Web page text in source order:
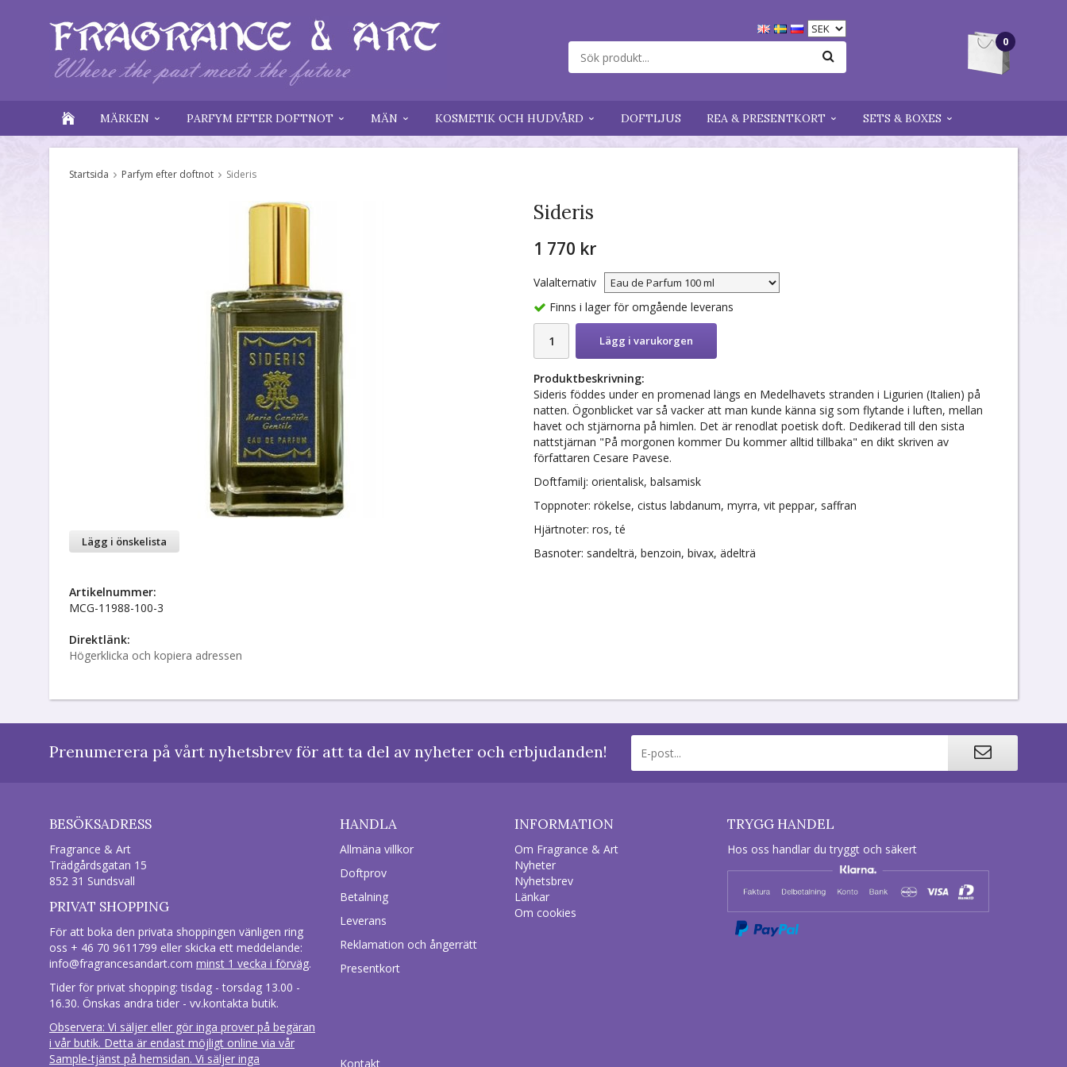
0
MÄRKEN PARFYM EFTER DOFTNOT MÄN KOSMETIK OCH HUDVÅRD DOFTLJUS REA & PRESENTKORT SETS & BOXES
Startsida Parfym efter doftnot Sideris
Sideris
1 770 kr
Valalternativ
Finns i lager för omgående leverans
Lägg i varukorgen
Produktbeskrivning:
Sideris föddes under en promenad längs en Medelhavets stranden i Ligurien (Italien) på
natten. Ögonblicket var så vacker att man kunde känna sig som flytande i luften, mellan
havet och stjärnorna på himlen. Det är renodlat poetisk doft. Dedikerad till den sista
nattstjärnan "På morgonen kommer Du kommer alltid tillbaka" en dikt skriven av
författaren Cesare Pavese.
Doftfamilj: orientalisk, balsamisk
Toppnoter: rökelse, cistus labdanum, myrra, vit peppar, saffran
Hjärtnoter: ros, té
Basnoter: sandelträ, benzoin, bivax, ädelträ
Lägg i önskelista
Artikelnummer:
MCG-11988-100-3
Direktlänk:
Högerklicka och kopiera adressen
Prenumerera på vårt nyhetsbrev för att ta del av nyheter och erbjudanden!
BESÖKSADRESS
Fragrance & Art
Trädgårdsgatan 15
852 31 Sundsvall
PRIVAT SHOPPING
För att boka den privata shoppingen vänligen ring
oss + 46 70 9611799 eller skicka ett meddelande:
info@fragrancesandart.com minst 1 vecka i förväg.
Tider för privat shopping: tisdag - torsdag 13.00 -
16.30. Önskas andra tider - vv.kontakta butik.
Observera: Vi säljer eller gör inga prover på begäran
i vår butik. Detta är endast möjligt online via vår
Sample-tjänst på hemsidan. Vi säljer inga
HANDLA
Allmäna villkor
Doftprov
Betalning
Leverans
Reklamation och ångerrätt
Presentkort
Kontakt
INFORMATION
Om Fragrance & Art
Nyheter
Nyhetsbrev
Länkar
Om cookies
TRYGG HANDEL
Hos oss handlar du tryggt och säkert